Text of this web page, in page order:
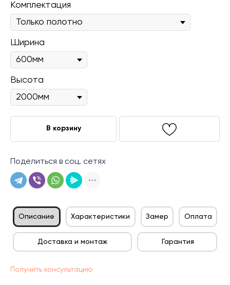
Комплектация
Ширина
Высота
В корзину
Поделиться в соц. сетях
Описание Характеристики Замер Оплата
Доставка и монтаж Гарантия
Получить консультацию